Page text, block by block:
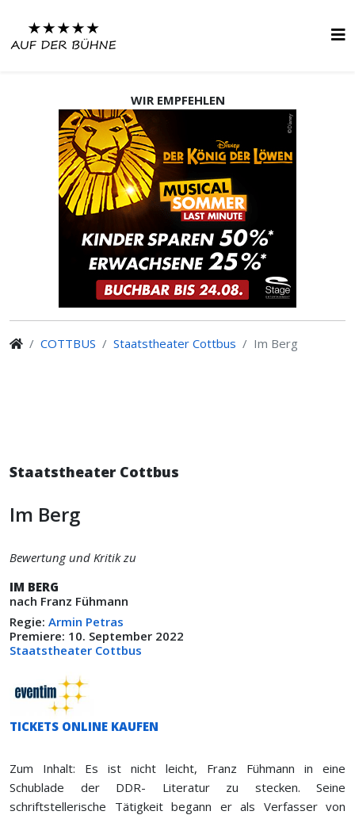
WIR EMPFEHLEN
COTTBUS Staatstheater Cottbus Im Berg
Staatstheater Cottbus
Im Berg
Bewertung und Kritik zu
IM BERG
nach Franz Fühmann
Regie: Armin Petras
Premiere: 10. September 2022
Staatstheater Cottbus
TICKETS ONLINE KAUFEN
Zum Inhalt: Es ist nicht leicht, Franz Fühmann in eine
Schublade der DDR- Literatur zu stecken. Seine
schriftstellerische Tätigkeit begann er als Verfasser von